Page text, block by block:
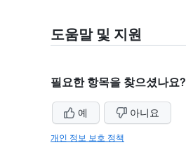
도움말 및 지원
필요한 항목을 찾으셨나요?
예 아니요
개인 정보 보호 정책